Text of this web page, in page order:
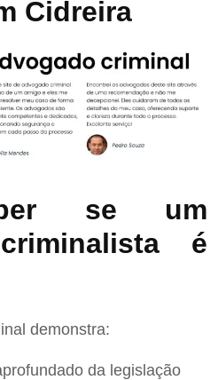
Cidreira
se um
é
demonstra:
da legislação